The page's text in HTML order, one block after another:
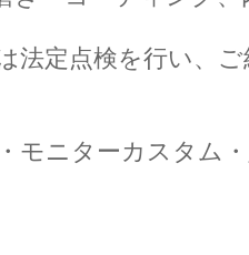
法定点検を行い、
モニターカスタム